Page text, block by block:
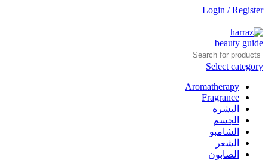
Login / Register
Select category
Aromatherapy
Fragrance
البشره
الجسم
الشامبو
الشعر
الصابون